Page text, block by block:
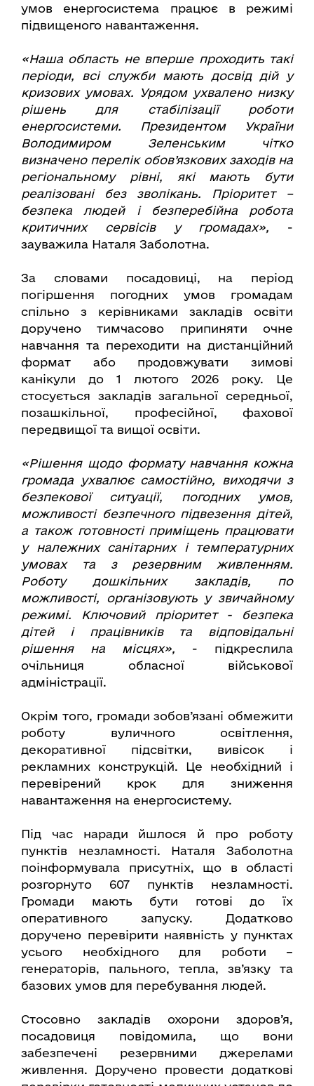
умов енергосистема працює в режимі
підвищеного навантаження.
«Наша область не вперше проходить такі
періоди, всі служби мають досвід дій у
кризових умовах. Урядом ухвалено низку
рішень для стабілізації роботи
енергосистеми. Президентом України
Володимиром Зеленським чітко
визначено перелік обов’язкових заходів на
регіональному рівні, які мають бути
реалізовані без зволікань. Пріоритет –
безпека людей і безперебійна робота
критичних сервісів у громадах», -
зауважила Наталя Заболотна.
За словами посадовиці, на період
погіршення погодних умов громадам
спільно з керівниками закладів освіти
доручено тимчасово припиняти очне
навчання та переходити на дистанційний
формат або продовжувати зимові
канікули до 1 лютого 2026 року. Це
стосується закладів загальної середньої,
позашкільної, професійної, фахової
передвищої та вищої освіти.
«Рішення щодо формату навчання кожна
громада ухвалює самостійно, виходячи з
безпекової ситуації, погодних умов,
можливості безпечного підвезення дітей,
а також готовності приміщень працювати
у належних санітарних і температурних
умовах та з резервним живленням.
Роботу дошкільних закладів, по
можливості, організовують у звичайному
режимі. Ключовий пріоритет - безпека
дітей і працівників та відповідальні
рішення на місцях», - підкреслила
очільниця обласної військової
адміністрації.
Окрім того, громади зобов’язані обмежити
роботу вуличного освітлення,
декоративної підсвітки, вивісок і
рекламних конструкцій. Це необхідний і
перевірений крок для зниження
навантаження на енергосистему.
Під час наради йшлося й про роботу
пунктів незламності. Наталя Заболотна
поінформувала присутніх, що в області
розгорнуто 607 пунктів незламності.
Громади мають бути готові до їх
оперативного запуску. Додатково
доручено перевірити наявність у пунктах
усього необхідного для роботи –
генераторів, пального, тепла, зв’язку та
базових умов для перебування людей.
Стосовно закладів охорони здоров’я,
посадовиця повідомила, що вони
забезпечені резервними джерелами
живлення. Доручено провести додаткові